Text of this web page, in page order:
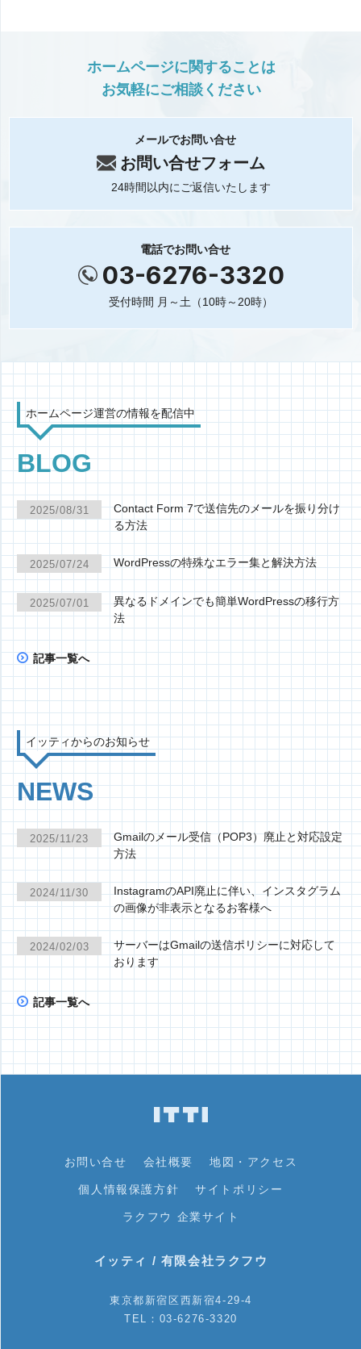
ホームページに関することは
お気軽にご相談ください
メールでお問い合せ
お問い合せフォーム
24時間以内にご返信いたします
電話でお問い合せ
03-6276-3320
受付時間 月～土（10時～20時）
ホームページ運営の情報を配信中
BLOG
2025/08/31
Contact Form 7で送信先のメールを振り分け
る方法
2025/07/24 WordPressの特殊なエラー集と解決方法
2025/07/01
異なるドメインでも簡単WordPressの移行方
法
記事一覧へ
イッティからのお知らせ
NEWS
2025/11/23
Gmailのメール受信（POP3）廃止と対応設定
方法
2024/11/30
InstagramのAPI廃止に伴い、インスタグラム
の画像が非表示となるお客様へ
2024/02/03
サーバーはGmailの送信ポリシーに対応して
おります
記事一覧へ
イッティ / 有限会社ラクフウ
東京都新宿区西新宿4-29-4
TEL：03-6276-3320
お問い合せ 会社概要 地図・アクセス
個人情報保護方針 サイトポリシー
ラクフウ 企業サイト